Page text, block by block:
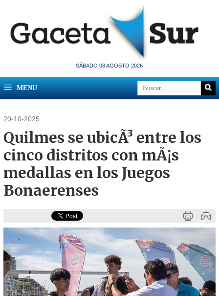
SÁBADO 08 AGOSTO 2026
MENU
20-10-2025
Quilmes se ubicÃ³ entre los
cinco distritos con mÃ¡s
medallas en los Juegos
Bonaerenses